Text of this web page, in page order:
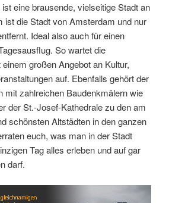
eine brausende, vielseitige Stadt an
ist die Stadt von Amsterdam und nur
Ideal also auch für einen
So wartet die
großen Angebot an Kultur,
auf. Ebenfalls gehört der
mit zahlreichen Baudenkmälern wie
der St.-Josef-Kathedrale zu den am
schönsten Altstädten in den ganzen
euch, was man in der Stadt
Tag alles erleben und auf gar
darf.
Embed